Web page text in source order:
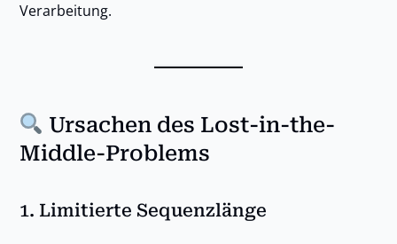
Verarbeitung.
Ursachen des Lost-in-the-
Middle-Problems
1. Limitierte Sequenzlänge